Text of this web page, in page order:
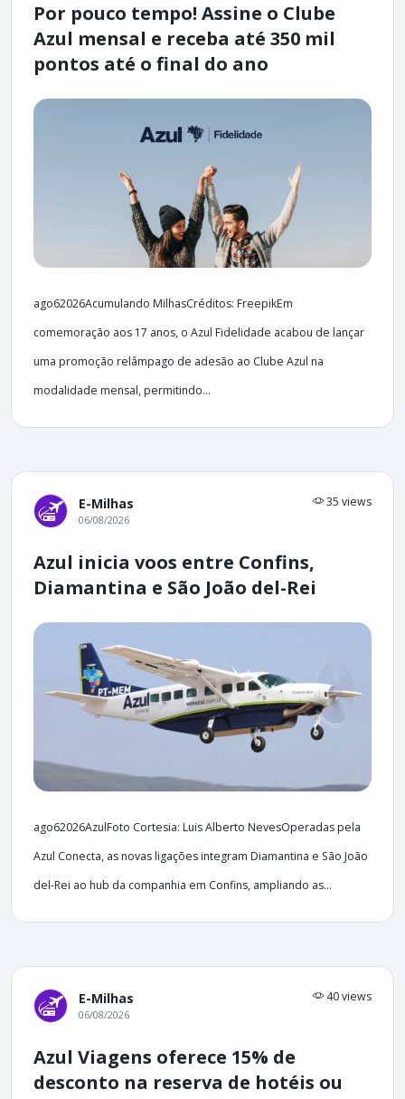
Por pouco tempo! Assine o Clube
Azul mensal e receba até 350 mil
pontos até o final do ano
ago62026Acumulando MilhasCréditos: FreepikEm
comemoração aos 17 anos, o Azul Fidelidade acabou de lançar
uma promoção relâmpago de adesão ao Clube Azul na
modalidade mensal, permitindo...
E-Milhas 35 views
06/08/2026
Azul inicia voos entre Confins,
Diamantina e São João del-Rei
ago62026AzulFoto Cortesia: Luis Alberto NevesOperadas pela
Azul Conecta, as novas ligações integram Diamantina e São João
del-Rei ao hub da companhia em Confins, ampliando as...
E-Milhas 40 views
06/08/2026
Azul Viagens oferece 15% de
desconto na reserva de hotéis ou